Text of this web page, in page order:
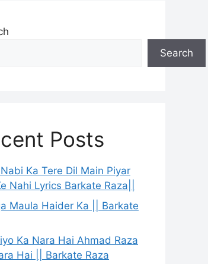
Search
Posts
Ka Tere Dil Main Piyar
Nahi Lyrics Barkate Raza||
Maula Haider Ka || Barkate
Ka Nara Hai Ahmad Raza
Hai || Barkate Raza